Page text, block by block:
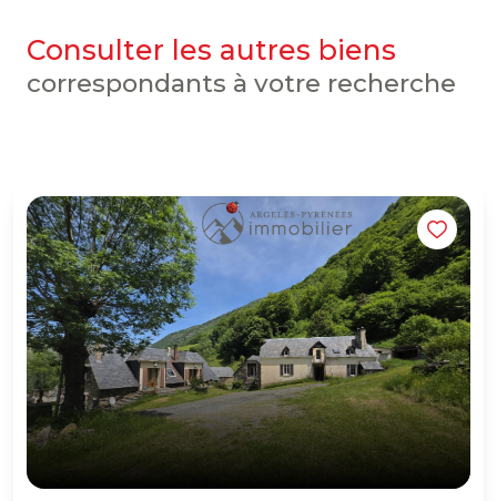
consulter les autres biens
correspondants à votre recherche